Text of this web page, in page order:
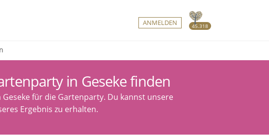
45.318
ANMELDEN
in Geseke finden
für die Gartenparty. Du kannst unsere
Ergebnis zu erhalten.